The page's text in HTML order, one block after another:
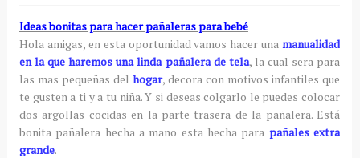
Ideas bonitas para hacer pañaleras para bebé
Hola amigas, en esta oportunidad vamos hacer unamanualidad
en la que haremos una linda pañalera de tela, la cual sera para
las mas pequeñas delhogar, decora con motivos infantiles que
te gusten a ti y a tu niña. Y si deseas colgarlo le puedes colocar
dos argollas cocidas en la parte trasera de la pañalera. Está
bonita pañalera hecha a mano esta hecha para pañales extra
grande.